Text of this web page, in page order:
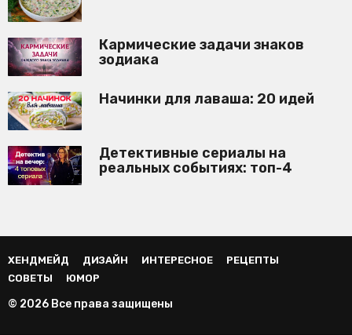
Кармические задачи знаков
зодиака
Начинки для лаваша: 20 идей
Детективные сериалы на
реальных событиях: топ-4
ХЕНДМЕЙД ДИЗАЙН ИНТЕРЕСНОЕ
РЕЦЕПТЫ
СОВЕТЫ
ЮМОР
© 2026 Все права защищены